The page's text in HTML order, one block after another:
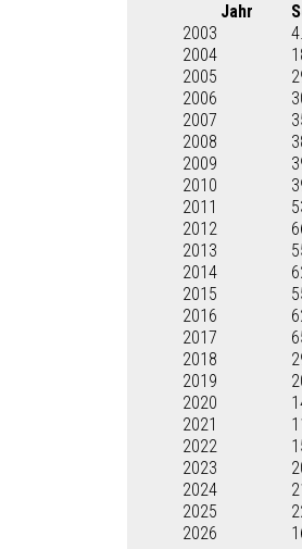
Jahr
2003
2004
2005
2006
2007
2008
2009
2010
2011
2012
2013
2014
2015
2016
2017
2018
2019
2020
2021
2022
2023
2024
2025
2026